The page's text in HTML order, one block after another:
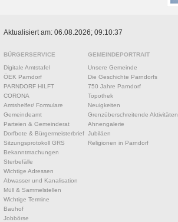
Aktualisiert am: 06.08.2026; 09:10:37
BÜRGERSERVICE
Digitale Amtstafel
ÖEK Parndorf
PARNDORF HILFT
CORONA
Amtshelfer/ Formulare
Gemeindeamt
Parteien & Gemeinderat
Dorfbote & Bürgermeisterbrief
Sitzungsprotokoll GRS
Bekanntmachungen
Sterbefälle
Wichtige Adressen
Abwasser und Kanalisation
Müll & Sammelstellen
Wichtige Termine
Bauhof
Jobbörse
GEMEINDEPORTRAIT
Unsere Gemeinde
Die Geschichte Parndorfs
750 Jahre Parndorf
Topothek
Neuigkeiten
Grenzüberschreitende Aktivitäten
Ahnengalerie
Jubiläen
Religionen in Parndorf